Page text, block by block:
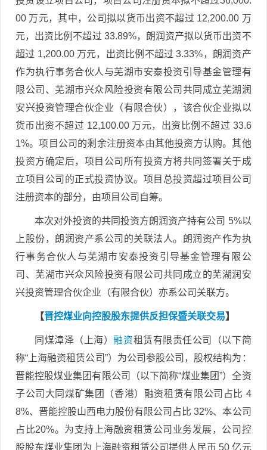
00 万元，其中，公司拟以货币出资不超过 12,200.00 万
元，出资比例不超过 33.89%，朗润资产拟以货币出资不
超过 1,200.00 万元，出资比例不超过 3.33%，朗润资产
作为执行事务合伙人与芜湖市安泰投资引导基金管理有
限公司、芜湖市兴众风险投资有限公司共同成立芜湖润
安兴投资管理合伙企业（有限合伙），该合伙企业拟以
货币出资不超过 12,100.00 万元，出资比例不超过 33.6
1%。项目公司的剩余注册资本由其他投资方认购。其他
投资方确定后，项目公司所有投资方将共同签署关于成
立项目公司的正式投资协议。项目总投资超过项目公司
注册资本的部分，由项目公司自筹。
本次对外投资的共同投资方朗润资产持有公司 5%以
上股份，朗润资产系公司的关联法人。朗润资产作为执
行事务合伙人与芜湖市安泰投资引导基金管理有限公
司、芜湖市兴众风险投资有限公司共同成立的芜湖润安
兴投资管理合伙企业（有限合伙）亦系公司关联方。
【晋控煤业向控股股东提供反担保暨关联交易】
同煤漳泽（上海） 融资租赁有限责任公司（以下简
称“上海融资租赁公司”）为公司参股公司，股权结构为：
晋能控股煤业集团有限公司（以下简称“煤业集团”）全资
子公司大同煤矿集团（香港）融资租赁有限公司占比 4
8%、晋能控股山西电力股份有限公司占比 32%、本公司
占比20%。为支持上海融资租赁公司业务发展，公司控
股股东煤业集团为上海融资租赁公司提供人民币 50 亿元